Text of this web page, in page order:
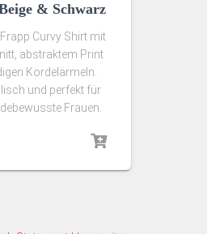
& Schwarz
Curvy Shirt mit
abstraktem Print
Kordelärmeln.
und perfekt für
Frauen.